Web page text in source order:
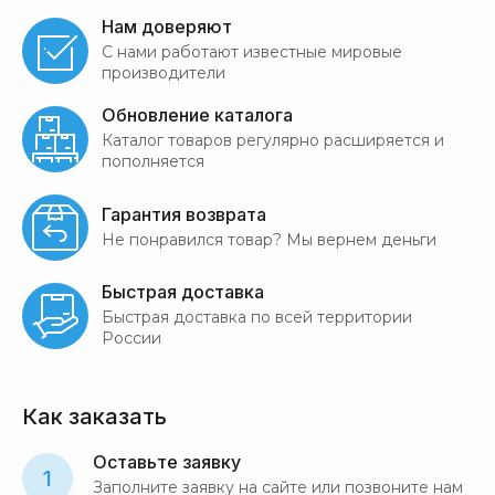
Нам доверяют
С нами работают известные мировые
производители
Обновление каталога
Каталог товаров регулярно расширяется и
пополняется
Гарантия возврата
Не понравился товар? Мы вернем деньги
Быстрая доставка
Быстрая доставка по всей территории
России
Как заказать
1
Оставьте заявку
Заполните заявку на сайте или позвоните нам